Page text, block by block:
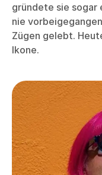
gründete sie sogar
nie
Zügen gelebt.
Ikone.